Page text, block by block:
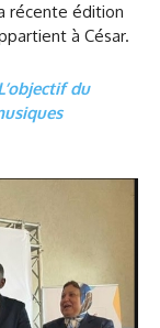
récente édition
à César.
du